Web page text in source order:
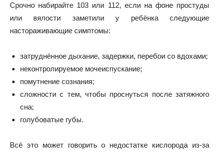
Срочно набирайте 103 или 112, если на фоне простуды
или вялости заметили у ребёнка следующие
настораживающие симптомы:
затруднённое дыхание, задержки, перебои со вдохами;
неконтролируемое мочеиспускание;
помутнение сознания;
сложности с тем, чтобы проснуться после затяжного
сна;
голубоватые губы.
Всё это может говорить о недостатке кислорода из-за